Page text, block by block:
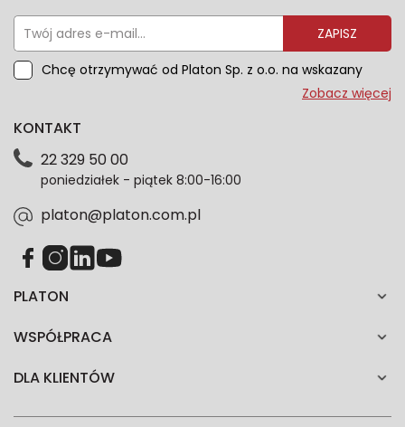
ZAPISZ
Chcę otrzymywać od Platon Sp. z o.o. na wskazany
przeze mnie adres e-mail informacje marketingowe
dotyczące danych osobowych znajdziesz w naszej
każdym czasie. Wycofanie zgody nie wpłynie na
zgodność z prawem przetwarzania dokonanego przed
Zobacz więcej
PLATON
WSPÓŁPRACA
DLA KLIENTÓW
KONTAKT
22 329 50 00
poniedziałek - piątek 8:00-16:00
platon@platon.com.pl